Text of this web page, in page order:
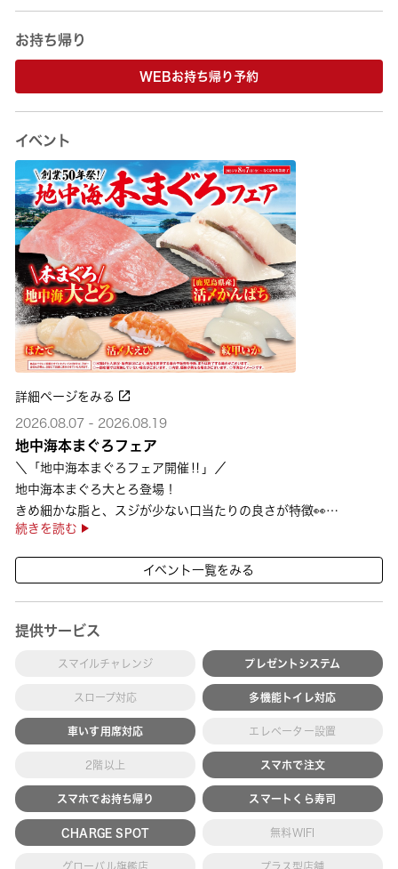
お持ち帰り
WEBお持ち帰り予約
イベント
詳細ページをみる
2026.08.07 - 2026.08.19
地中海本まぐろフェア
＼「地中海本まぐろフェア開催‼」／
地中海本まぐろ大とろ登場！
きめ細かな脂と、スジが少ない口当たりの良さが特徴👀
さらに、鹿児島で育った高級魚【鹿児島県産活〆かんぱち】など
続きを読む
イベント一覧をみる
提供サービス
スマイルチャレンジ プレゼントシステム
スロープ対応 多機能トイレ対応
車いす用席対応 エレベーター設置
2階以上 スマホで注文
スマホでお持ち帰り スマートくら寿司
CHARGE SPOT 無料WIFI
グローバル旗艦店 プラス型店舗